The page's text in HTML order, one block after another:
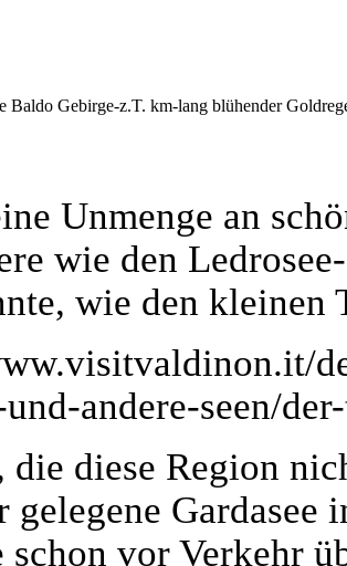
Baldo Gebirge-z.T. km-lang blühender
Unmenge an
wie den
wie den kleinen
andere-seen/
die diese Region
gelegene Gardasee
schon vor Verkehr